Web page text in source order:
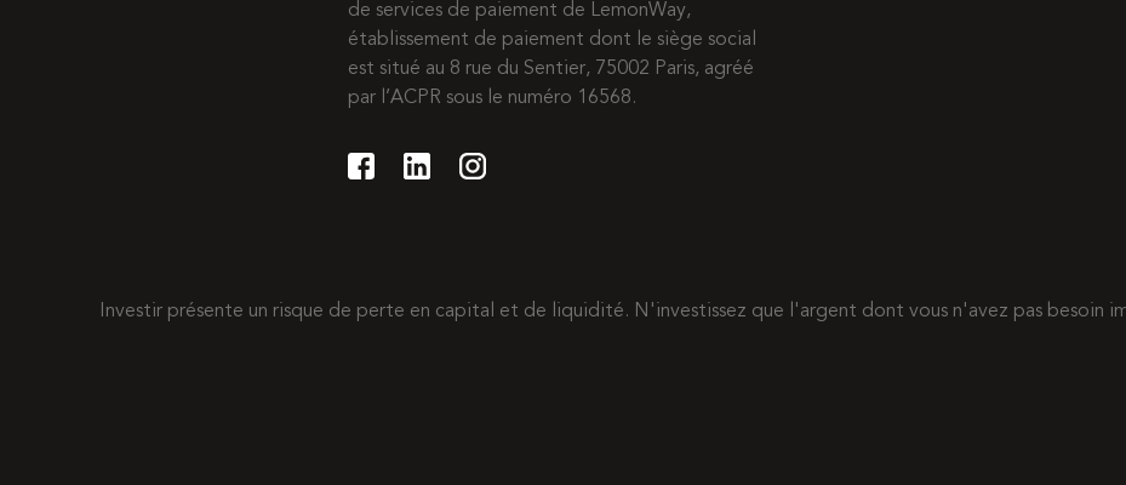
de services de paiement de LemonWay,
établissement de paiement dont le siège social
est situé au 8 rue du Sentier, 75002 Paris, agréé
par l’ACPR sous le numéro 16568.
Investir présente un risque de perte en capital et de liquidité. N'investissez que l'argent dont vous n'avez pas besoin